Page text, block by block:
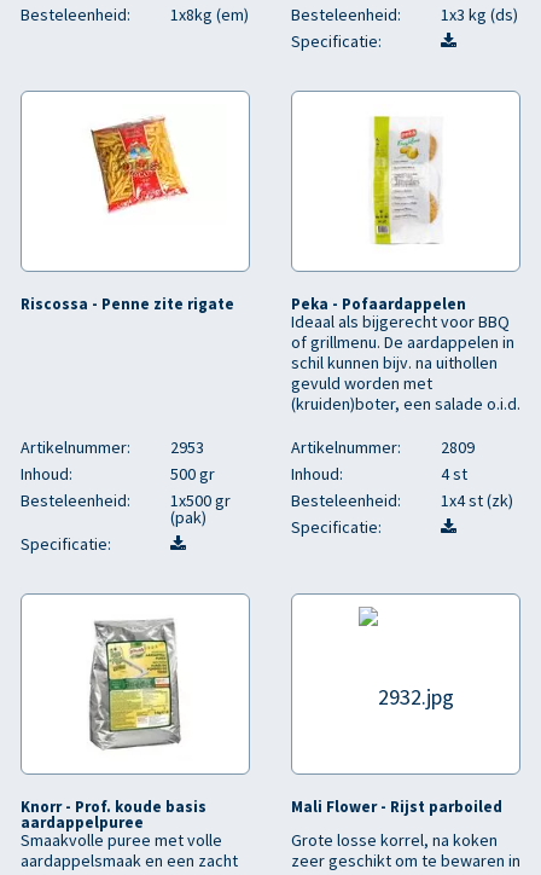
Besteleenheid:
1x8kg (em)
Besteleenheid:
1x3 kg (ds)
Specificatie:
Riscossa - Penne zite rigate
Artikelnummer:
2953
Inhoud:
500 gr
Besteleenheid:
1x500 gr
(pak)
Specificatie:
Peka - Pofaardappelen
Ideaal als bijgerecht voor BBQ
of grillmenu. De aardappelen in
schil kunnen bijv. na uithollen
gevuld worden met
(kruiden)boter, een salade o.i.d.
Artikelnummer:
2809
Inhoud:
4 st
Besteleenheid:
1x4 st (zk)
Specificatie:
Knorr - Prof. koude basis
aardappelpuree
Smaakvolle puree met volle
aardappelsmaak en een zacht
Mali Flower - Rijst parboiled
Grote losse korrel, na koken
zeer geschikt om te bewaren in